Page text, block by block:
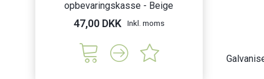
opbevaringskasse - Beige
47,00 DKK Inkl. moms